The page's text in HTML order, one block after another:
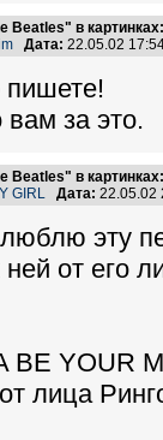
Beatles" в
Дата: 22.05.02
пишете!
за это.
Beatles" в
GIRL Дата:
эту
ней от его
BE YOUR
лица